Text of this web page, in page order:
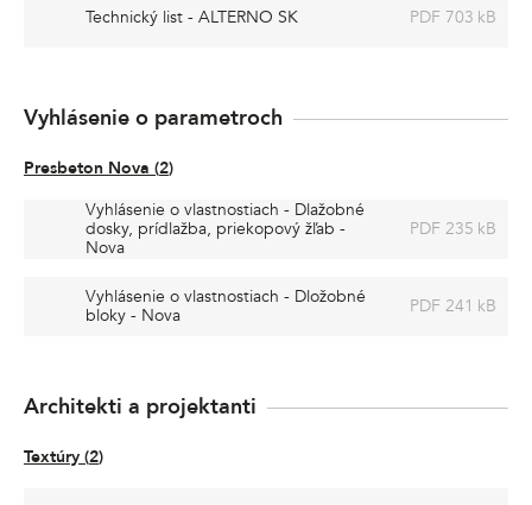
Technický list - ALTERNO SK PDF 703 kB
Vyhlásenie o parametroch
Presbeton Nova (2)
Vyhlásenie o vlastnostiach - Dlažobné
dosky, prídlažba, priekopový žľab -
Nova
PDF 235 kB
Vyhlásenie o vlastnostiach - Dložobné
bloky - Nova
PDF 241 kB
Architekti a projektanti
Textúry (2)